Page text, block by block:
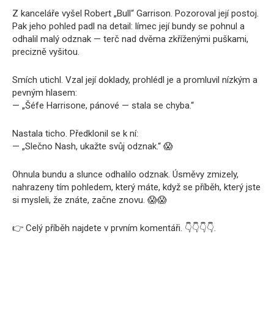
Z kanceláře vyšel Robert „Bull“ Garrison. Pozoroval její postoj.
Pak jeho pohled padl na detail: límec její bundy se pohnul a
odhalil malý odznak — terč nad dvěma zkříženými puškami,
precizně vyšitou.
Smích utichl. Vzal její doklady, prohlédl je a promluvil nízkým a
pevným hlasem:
— „Šéfe Harrisone, pánové — stala se chyba.“
Nastala ticho. Předklonil se k ní:
— „Slečno Nash, ukažte svůj odznak.“ 😱
Ohnula bundu a slunce odhalilo odznak. Úsměvy zmizely,
nahrazeny tím pohledem, který máte, když se příběh, který jste
si mysleli, že znáte, začne znovu. 😱😱
👉 Celý příběh najdete v prvním komentáři. 👇👇👇👇.